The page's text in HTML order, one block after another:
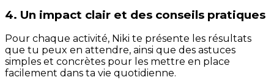
4. Un impact clair et des conseils pratiques
Pour chaque activité, Niki te présente les résultats
que tu peux en attendre, ainsi que des astuces
simples et concrètes pour les mettre en place
facilement dans ta vie quotidienne.